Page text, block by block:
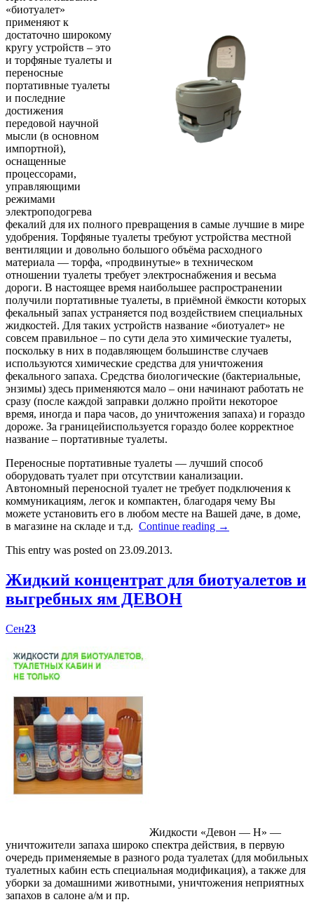
«биотуалет»
применяют к
достаточно широкому
кругу устройств – это
и торфяные туалеты и
переносные
портативные туалеты
и последние
достижения
передовой научной
мысли (в основном
импортной),
оснащенные
процессорами,
управляющими
режимами
электроподогрева
фекалий для их полного превращения в самые лучшие в мире
удобрения. Торфяные туалеты требуют устройства местной
вентиляции и довольно большого объёма расходного
материала — торфа, «продвинутые» в техническом
отношении туалеты требует электроснабжения и весьма
дороги. В настоящее время наибольшее распространении
получили портативные туалеты, в приёмной ёмкости которых
фекальный запах устраняется под воздействием специальных
жидкостей. Для таких устройств название «биотуалет» не
совсем правильное – по сути дела это химические туалеты,
поскольку в них в подавляющем большинстве случаев
используются химические средства для уничтожения
фекального запаха. Средства биологические (бактериальные,
энзимы) здесь применяются мало – они начинают работать не
сразу (после каждой заправки должно пройти некоторое
время, иногда и пара часов, до уничтожения запаха) и гораздо
дороже. За границейиспользуется гораздо более корректное
название – портативные туалеты.
Переносные портативные туалеты — лучший способ
оборудовать туалет при отсутствии канализации.
Автономный переносной туалет не требует подключения к
коммуникациям, легок и компактен, благодаря чему Вы
можете установить его в любом месте на Вашей даче, в доме,
в магазине на складе и т.д. Continue reading →
This entry was posted on 23.09.2013.
Жидкий концентрат для биотуалетов и
выгребных ям ДЕВОН
Сен23
Жидкости «Девон — Н» —
уничтожители запаха широко спектра действия, в первую
очередь применяемые в разного рода туалетах (для мобильных
туалетных кабин есть специальная модификация), а также для
уборки за домашними животными, уничтожения неприятных
запахов в салоне а/м и пр.